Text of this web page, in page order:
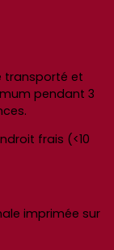
transporté et
pendant 3
frais (<10
imprimée sur